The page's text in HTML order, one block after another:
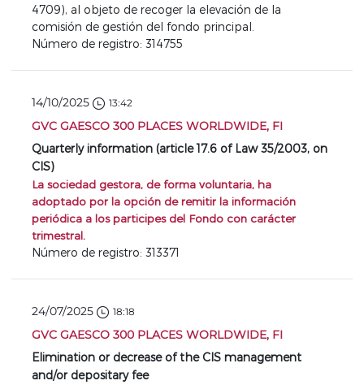
4709), al objeto de recoger la elevación de la
comisión de gestión del fondo principal.
Número de registro: 314755
14/10/2025 13:42
GVC GAESCO 300 PLACES WORLDWIDE, FI
Quarterly information (article 17.6 of Law 35/2003, on
CIS)
La sociedad gestora, de forma voluntaria, ha
adoptado por la opción de remitir la información
periódica a los participes del Fondo con carácter
trimestral.
Número de registro: 313371
24/07/2025 18:18
GVC GAESCO 300 PLACES WORLDWIDE, FI
Elimination or decrease of the CIS management
and/or depositary fee